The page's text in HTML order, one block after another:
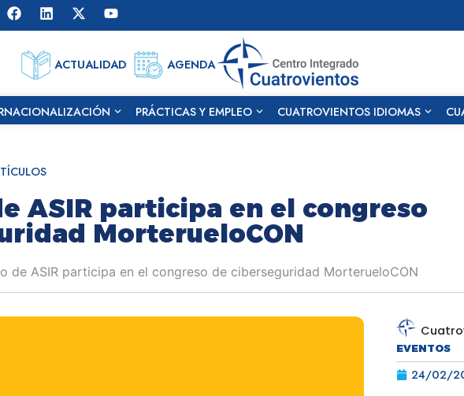
ACTUALIDAD AGENDA
PRÁCTICAS Y EMPLEO CUATROVIENTOS IDIOMAS
ASIR participa en el congreso
MorterueloCON
de ASIR participa en el congreso de ciberseguridad MorterueloCON
EVENTOS
24/02/